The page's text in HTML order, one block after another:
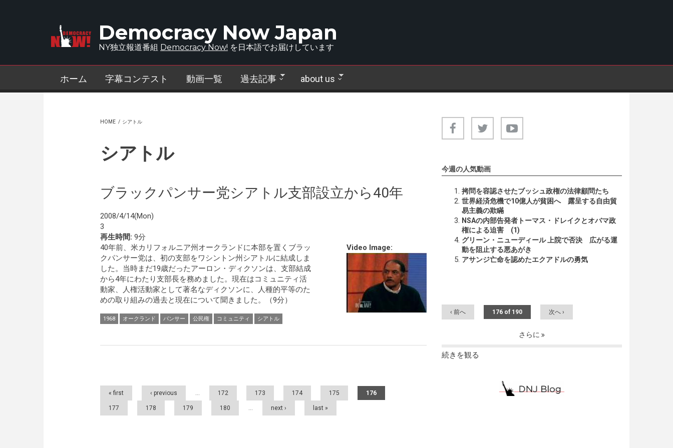
Democracy Now Japan
NY独立報道番組 Democracy Now! を日本語でお届けしています
ホーム 字幕コンテスト 動画一覧 過去記事 about us
HOME / シアトル
シアトル
ブラックパンサー党シアトル支部設立から40年
2008/4/14(Mon)
3
再生時間: 9分
Video Image:
40年前、米カリフォルニア州オークランドに本部を置くブラッ
クパンサー党は、初の支部をワシントン州シアトルに結成しま
した。当時まだ19歳だったアーロン・ディクソンは、支部結成
から4年にわたり支部長を務めました。現在はコミュニティ活
動家、人権活動家として著名なディクソンに、人種的平等のた
めの取り組みの過去と現在について聞きました。（9分）
1968 オークランド パンサー 公民権 コミュニティ シアトル
Pages
« first ‹ previous … 172 173 174 175 176
177 178 179 180 … next › last »
今週の人気動画
拷問を容認させたブッシュ政権の法律顧問たち
世界経済危機で10億人が貧困へ 露呈する自由貿
易主義の欺瞞
NSAの内部告発者トーマス・ドレイクとオバマ政
権による迫害 (1)
グリーン・ニューディール 上院で否決 広がる運
動を阻止する悪あがき
アサンジ亡命を認めたエクアドルの勇気
‹ 前へ 176 of 190 次へ ›
さらに
続きを観る